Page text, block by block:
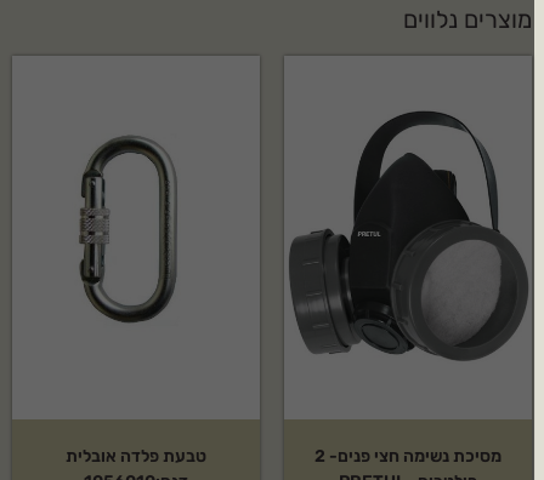
מוצרים נלווים
מסיכת נשימה חצי פנים- 2
טבעת פלדה אובלית